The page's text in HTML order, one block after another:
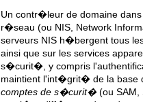
Un contr�leur de domaine
r�seau (ou NIS, Network
serveurs NIS h�bergent tous
ainsi que sur les services
s�curit�, y compris
maintient l'int�grit� de la base
comptes de s�curit�(ou SAM,